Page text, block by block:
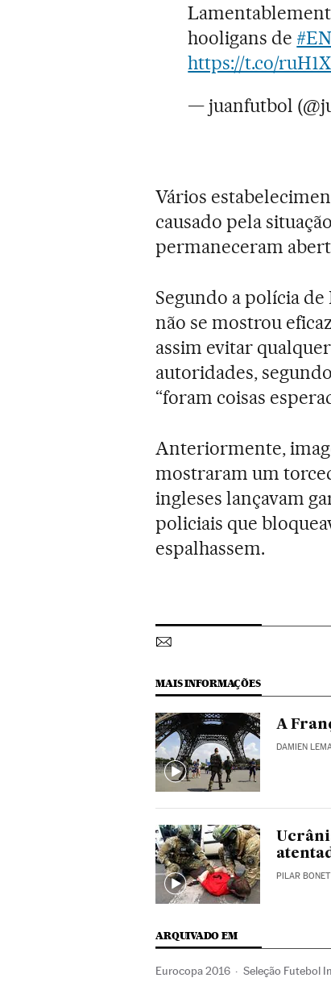
hooligans de
https://t.co/
— juanfutbol
Vários
causado pela
permaneceram
Segundo a polícia
não se mostrou
assim evitar
autoridades,
“foram coisas
Anteriormente,
mostraram um
ingleses lançavam
policiais que
espalhassem.
MAIS INFORMAÇÕES
A
DAMIEN
PILAR BONET
ARQUIVADO EM
Eurocopa 2016 Seleção Futebol